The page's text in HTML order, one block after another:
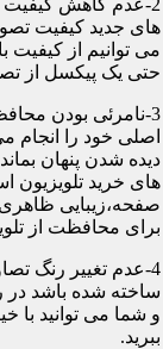
2-عدم کاهش کیفیت
های جدید کیفیت
می توانیم از کیفیت
حتی یک پیکسل از
3-نامرئی بودن
اصلی خود را انجام
دیده شدن پنهان
های خرید تلویزیون
صفحه،زیبایی
برای محافظت از
ساخته شده باشد در
و شما می توانید با
ببرید.